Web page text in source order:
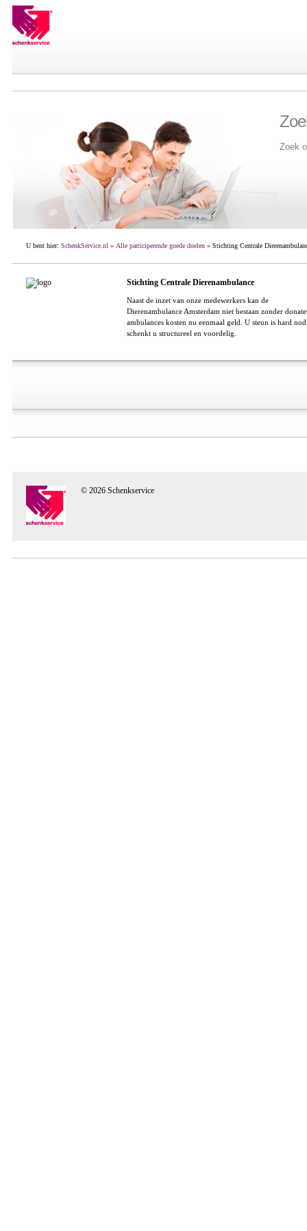
Zoek
U bent hier: SchenkService.nl » Alle participerende goede doelen» Stichting Centrale
Stichting Centrale Dierenambulance
Naast de inzet van onze medewerkers kan de
Dierenambulance Amsterdam niet bestaan zonder
ambulances kosten nu eenmaal geld. U steun is hard
schenkt u structureel en voordelig.
© 2026 Schenkservice